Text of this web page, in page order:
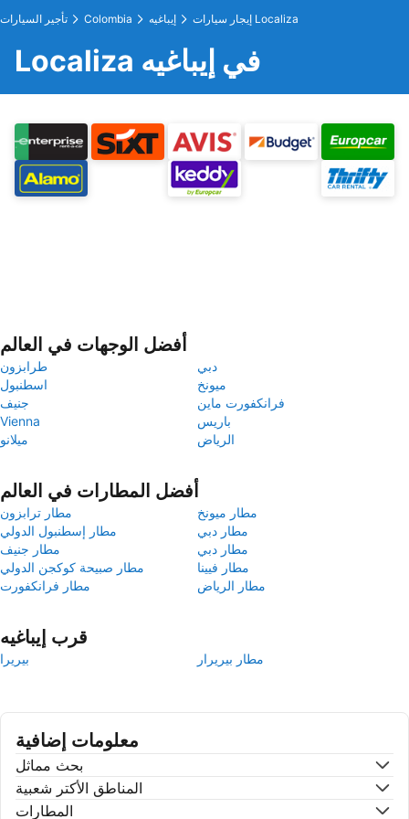
تأجير السيارات Colombia إيباغيه إيجار سيارات Localiza
Localiza في إيباغيه
أفضل الوجهات في العالم
طرابزون
دبي
اسطنبول
ميونخ
جنيف
فرانكفورت ماين
Vienna
باريس
ميلانو
الرياض
أفضل المطارات في العالم
مطار ترابزون
مطار ميونخ
مطار إسطنبول الدولي
مطار دبي
مطار جنيف
مطار دبي
مطار صبيحة كوكجن الدولي
مطار فيينا
مطار فرانكفورت
مطار الرياض
قرب إيباغيه
بيريرا مطار بيريرار
معلومات إضافية
بحث مماثل
المناطق الأكتر شعبية
المطارات